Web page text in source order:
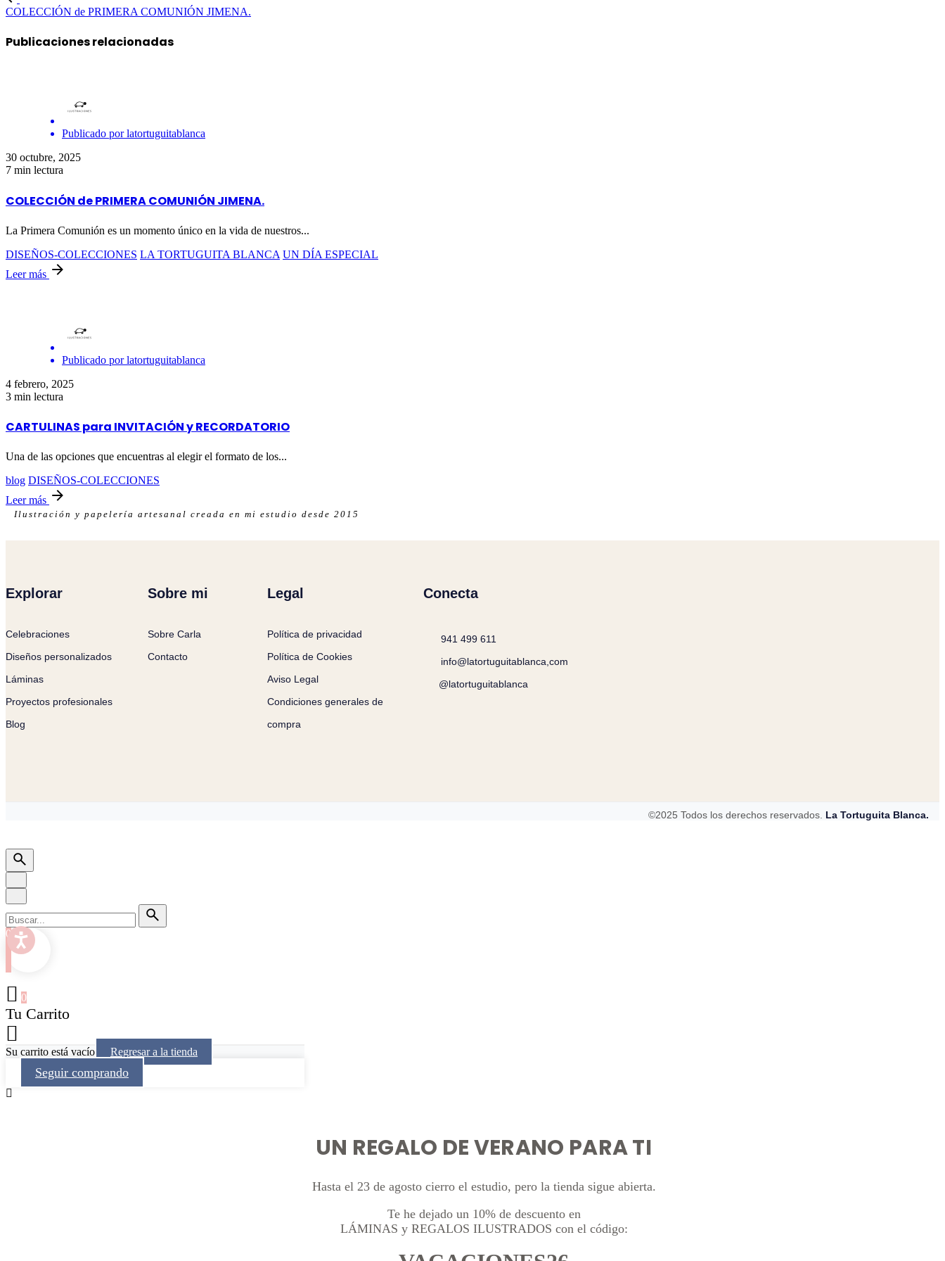
COLECCIÓN de PRIMERA COMUNIÓN JIMENA.
Publicaciones relacionadas
Publicado por latortuguitablanca
30 octubre, 2025
7 min lectura
COLECCIÓN de PRIMERA COMUNIÓN JIMENA.
La Primera Comunión es un momento único en la vida de nuestros...
DISEÑOS-COLECCIONES LA TORTUGUITA BLANCA UN DÍA ESPECIAL
Leer más
Publicado por latortuguitablanca
4 febrero, 2025
3 min lectura
CARTULINAS para INVITACIÓN y RECORDATORIO
Una de las opciones que encuentras al elegir el formato de los...
blog DISEÑOS-COLECCIONES
Leer más
Ilustración y papelería artesanal creada en mi estudio desde 2015
Explorar
Celebraciones
Diseños personalizados
Láminas
Proyectos profesionales
Blog
Sobre mi
Sobre Carla
Contacto
Legal
Política de privacidad
Política de Cookies
Aviso Legal
Condiciones generales de
compra
Conecta
941 499 611
info@latortuguitablanca,com
@latortuguitablanca
©2025 Todos los derechos reservados. La Tortuguita Blanca.
0
0
Tu Carrito
Su carrito está vacío Regresar a la tienda
Seguir comprando
UN REGALO DE VERANO PARA TI
Hasta el 23 de agosto cierro el estudio, pero la tienda sigue abierta.
Te he dejado un 10% de descuento en
LÁMINAS y REGALOS ILUSTRADOS con el código: